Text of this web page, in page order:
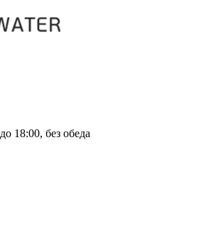
18:00, без обеда